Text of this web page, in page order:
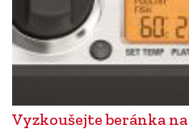
Vyzkoušejte beránka